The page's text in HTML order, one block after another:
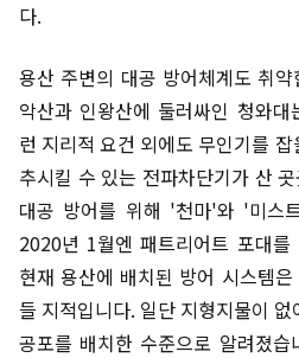
다.
용산 주변의 대공 방어체계도 취
악산과 인왕산에 둘러싸인 청와
런 지리적 요건 외에도 무인기를
추시킬 수 있는 전파차단기가 산
대공 방어를 위해 '천마'와 '미스
2020년 1월엔 패트리어트 포대
현재 용산에 배치된 방어 시스템
들 지적입니다. 일단 지형지물이
공포를 배치한 수준으로 알려졌